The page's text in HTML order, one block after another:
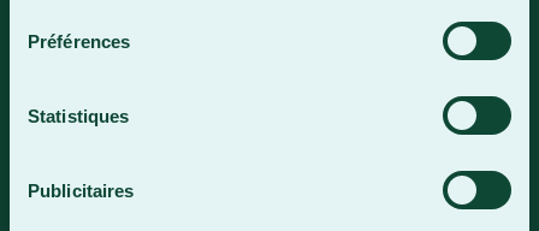
Préférences
Statistiques
Publicitaires
4409, rue Dollard
Lundi-vendredi : 8 h à 16 h